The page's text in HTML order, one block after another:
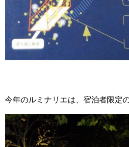
今年のルミナリエは、宿泊者限定